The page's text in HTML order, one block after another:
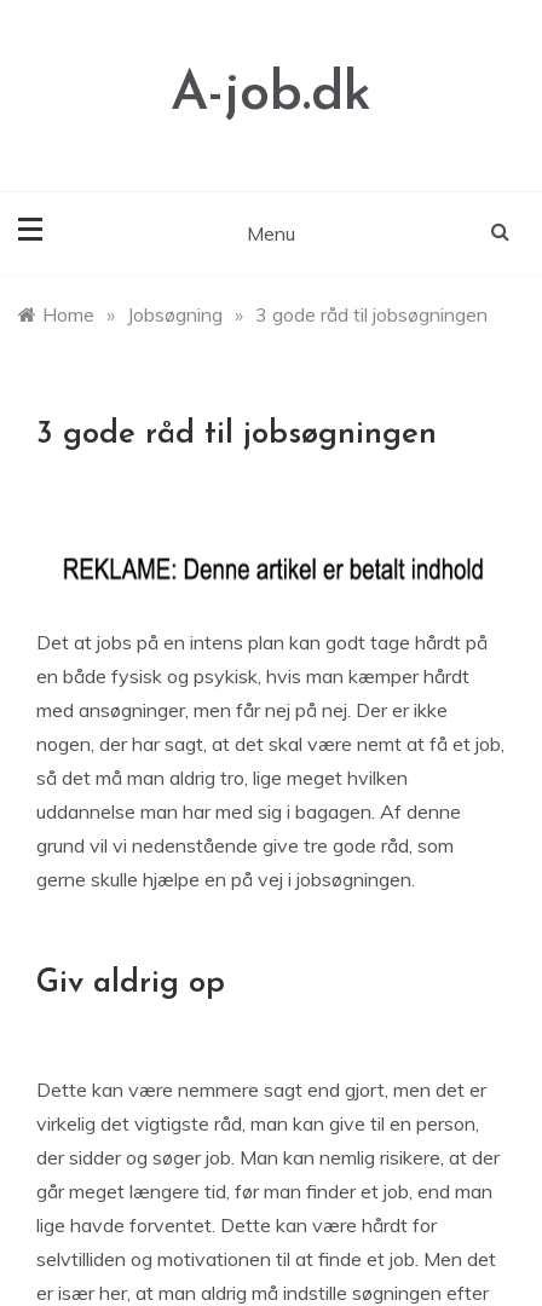
A-job.dk
Menu
Home » Jobsøgning » 3 gode råd til jobsøgningen
3 gode råd til jobsøgningen
Det at jobs på en intens plan kan godt tage hårdt på
en både fysisk og psykisk, hvis man kæmper hårdt
med ansøgninger, men får nej på nej. Der er ikke
nogen, der har sagt, at det skal være nemt at få et job,
så det må man aldrig tro, lige meget hvilken
uddannelse man har med sig i bagagen. Af denne
grund vil vi nedenstående give tre gode råd, som
gerne skulle hjælpe en på vej i jobsøgningen.
Giv aldrig op
Dette kan være nemmere sagt end gjort, men det er
virkelig det vigtigste råd, man kan give til en person,
der sidder og søger job. Man kan nemlig risikere, at der
går meget længere tid, før man finder et job, end man
lige havde forventet. Dette kan være hårdt for
selvtilliden og motivationen til at finde et job. Men det
er især her, at man aldrig må indstille søgningen efter